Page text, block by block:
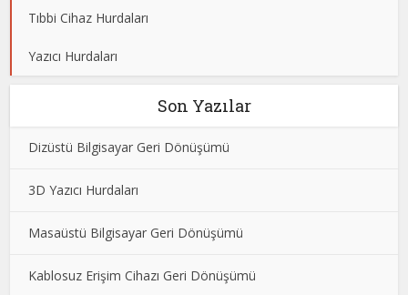
Tıbbi Cihaz Hurdaları
Yazıcı Hurdaları
Son Yazılar
Dizüstü Bilgisayar Geri Dönüşümü
3D Yazıcı Hurdaları
Masaüstü Bilgisayar Geri Dönüşümü
Kablosuz Erişim Cihazı Geri Dönüşümü